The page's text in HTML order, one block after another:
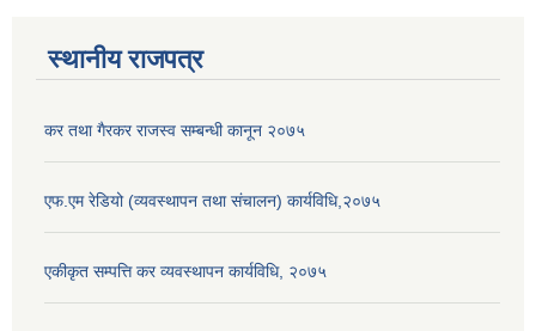
स्थानीय राजपत्र
कर तथा गैरकर राजस्व सम्बन्धी कानून २०७५
एफ.एम रेडियो (व्यवस्थापन तथा संचालन) कार्यविधि,२०७५
एकीकृत सम्पत्ति कर व्यवस्थापन कार्यविधि, २०७५